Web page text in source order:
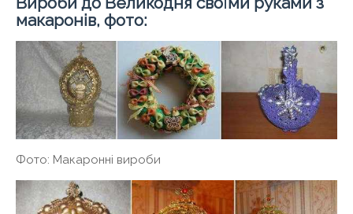
макаронів, фото:
Фото: Макаронні вироби